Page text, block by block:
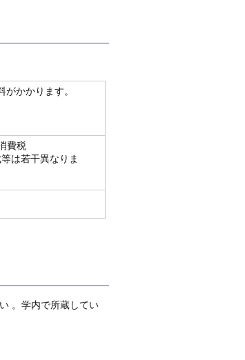
かかります。
費税
は若干異なりま
。学内で所蔵してい